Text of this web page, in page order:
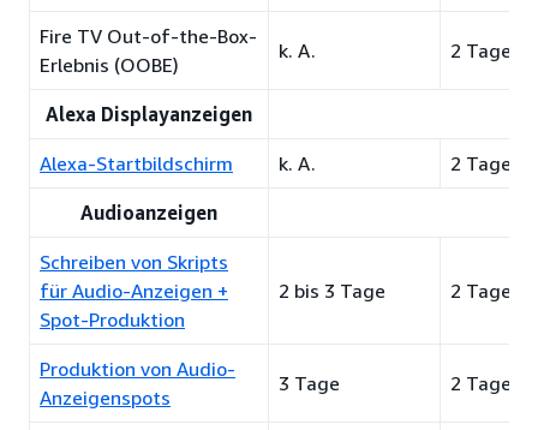
Fire TV Out-of-the-Box-
Erlebnis (OOBE)
k. A. 2 Tage
Alexa Displayanzeigen
Alexa-Startbildschirm k. A. 2 Tage
Audioanzeigen
Schreiben von Skripts
für Audio-Anzeigen +
Spot-Produktion
2 bis 3 Tage 2 Tage
Produktion von Audio-
Anzeigenspots
3 Tage 2 Tage